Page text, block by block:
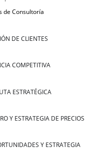
de Consultoría
DE CLIENTES
COMPETITIVA
ESTRATÉGICA
Y ESTRATEGIA DE PRECIOS
Y ESTRATEGIA